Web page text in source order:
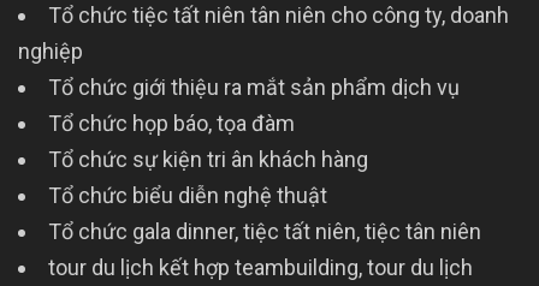
Tổ chức tiệc tất niên tân niên cho công ty, doanh
nghiệp
Tổ chức giới thiệu ra mắt sản phẩm dịch vụ
Tổ chức họp báo, tọa đàm
Tổ chức sự kiện tri ân khách hàng
Tổ chức biểu diễn nghệ thuật
Tổ chức gala dinner, tiệc tất niên, tiệc tân niên
tour du lịch kết hợp teambuilding, tour du lịch